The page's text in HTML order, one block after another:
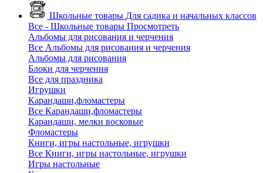
Школьные товары Для садика и начальных классов
Все - Школьные товары Просмотреть
Альбомы для рисования и черчения
Все Альбомы для рисования и черчения
Альбомы для рисования
Блоки для черчения
Все для праздника
Игрушки
Карандаши,фломастеры
Все Карандаши,фломастеры
Карандаши, мелки восковые
Фломастеры
Книги, игры настольные, игрушки
Все Книги, игры настольные, игрушки
Игры настольные